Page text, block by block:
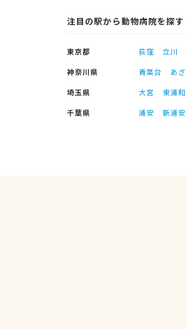
注目の駅から動物病院を探す
東京都 荻窪 立川
神奈川県
青葉台 あ
埼玉県
大宮 東浦和
千葉県
浦安 新浦安